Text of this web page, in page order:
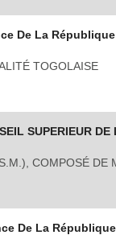
De La République
TOGOLAISE
SUPERIEUR
COMPOSÉ DE
De La République